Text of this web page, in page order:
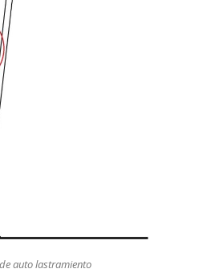
auto lastramiento